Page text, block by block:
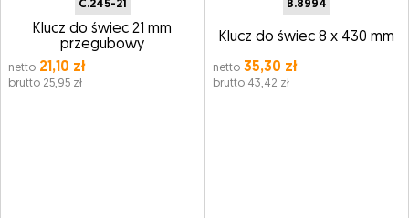
C.245-21
Klucz do świec 21 mm
przegubowy
netto 21,10 zł
brutto 25,95 zł
B.8994
Klucz do świec 8 x 430 mm
netto35,30 zł
brutto 43,42 zł